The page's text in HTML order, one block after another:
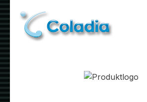
Bildergalerie überspringen